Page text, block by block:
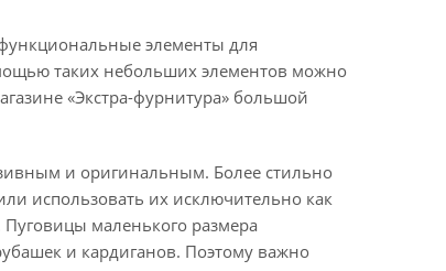
элементы для
таких небольших элементов можно
«Экстра-фурнитура» большой
и оригинальным. Более стильно
использовать их исключительно как
маленького размера
и кардиганов. Поэтому важно